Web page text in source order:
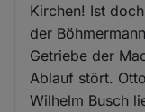
Kirchen! Ist
der
Getriebe der
Ablauf stört.
Wilhelm Busch